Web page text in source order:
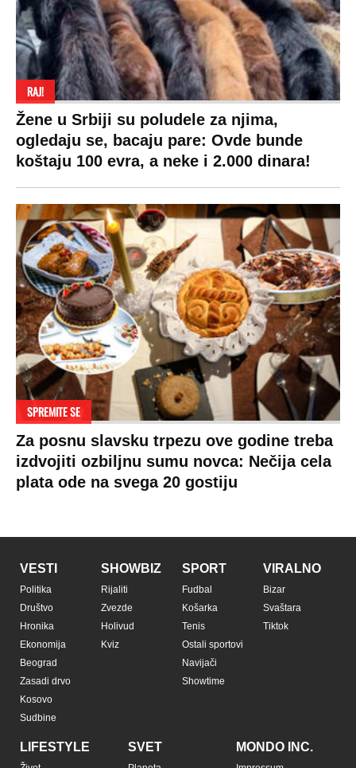
Kultura
Makedonija
Auto
Politika privatnosti
Privacy policy
Terms of service
Prijatelji sajta
Copyright © Espreso.co.rs 2026. Sva prava zadržana. Mondo inc.